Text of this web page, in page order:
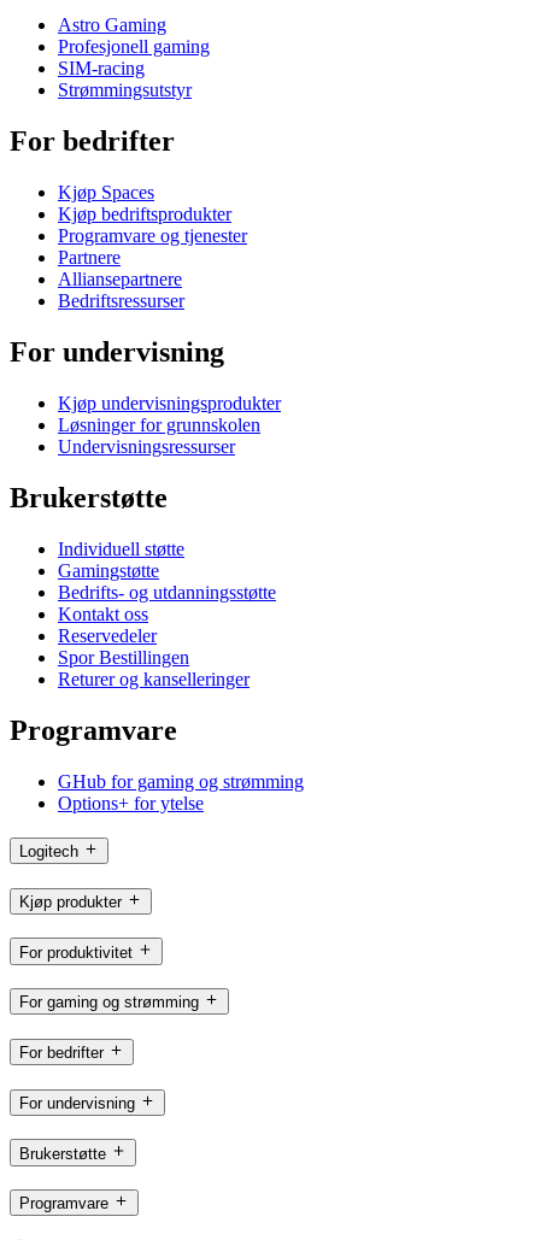
Astro Gaming
Profesjonell gaming
SIM-racing
Strømmingsutstyr
For bedrifter
Kjøp Spaces
Kjøp bedriftsprodukter
Programvare og tjenester
Partnere
Alliansepartnere
Bedriftsressurser
For undervisning
Kjøp undervisningsprodukter
Løsninger for grunnskolen
Undervisningsressurser
Brukerstøtte
Individuell støtte
Gamingstøtte
Bedrifts- og utdanningsstøtte
Kontakt oss
Reservedeler
Spor Bestillingen
Returer og kanselleringer
Programvare
GHub for gaming og strømming
Options+ for ytelse
Logitech
Kjøp produkter
For produktivitet
For gaming og strømming
For bedrifter
For undervisning
Brukerstøtte
Programvare